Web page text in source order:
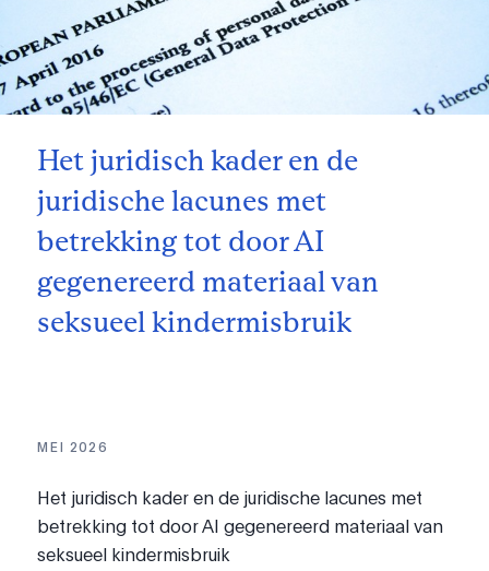
Het juridisch kader en de
juridische lacunes met
betrekking tot door AI
gegenereerd materiaal van
seksueel kindermisbruik
MEI 2026
Het juridisch kader en de juridische lacunes met
betrekking tot door AI gegenereerd materiaal van
seksueel kindermisbruik